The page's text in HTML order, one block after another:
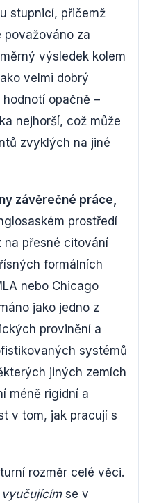
stupnicí, přičemž
považováno za
výsledek kolem
velmi dobrý
opačně –
nejhorší, což může
zvyklých na jiné
závěrečné práce,
prostředí
na přesné citování
formálních
nebo Chicago
jako jedno z
provinění a
systémů
jiných zemích
méně rigidní a
v tom, jak pracují s
rozměr celé věci.
se v